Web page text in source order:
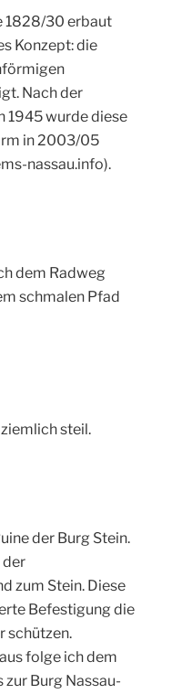
1828/30 erbaut
Konzept: die
Nach der
1945 wurde diese
in 2003/05
nassau.info).
dem Radweg
schmalen Pfad
steil.
der Burg Stein.
der
zum Stein. Diese
Befestigung die
schützen.
folge ich dem
zur Burg Nassau-